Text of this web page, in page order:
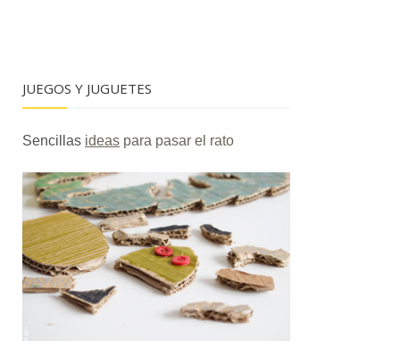
JUEGOS Y JUGUETES
Sencillas ideas para pasar el rato